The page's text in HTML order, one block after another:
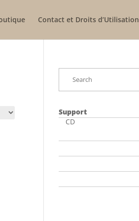
Contact et Droits d’Utilisation
Support
CD